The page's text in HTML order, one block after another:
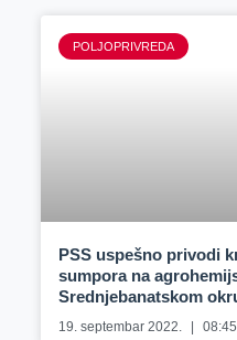
POLJOPRIVREDA
PSS uspešno privodi
sumpora na
Srednjebanatskom
19. septembar 2022. 08:45